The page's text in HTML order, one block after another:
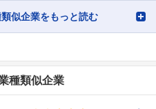
似企業をもっと読む
種類似企業